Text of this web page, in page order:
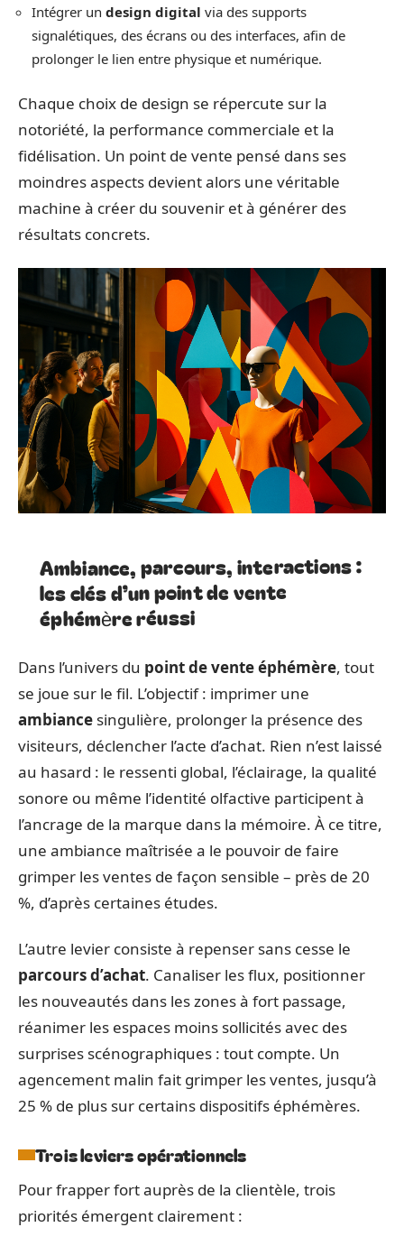
Intégrer un design digital via des supports
signalétiques, des écrans ou des interfaces, afin de
prolonger le lien entre physique et numérique.
Chaque choix de design se répercute sur la
notoriété, la performance commerciale et la
fidélisation. Un point de vente pensé dans ses
moindres aspects devient alors une véritable
machine à créer du souvenir et à générer des
résultats concrets.
Ambiance, parcours, interactions :
les clés d’un point de vente
éphémère réussi
Dans l’univers du point de vente éphémère, tout
se joue sur le fil. L’objectif : imprimer une
ambiance singulière, prolonger la présence des
visiteurs, déclencher l’acte d’achat. Rien n’est laissé
au hasard : le ressenti global, l’éclairage, la qualité
sonore ou même l’identité olfactive participent à
l’ancrage de la marque dans la mémoire. À ce titre,
une ambiance maîtrisée a le pouvoir de faire
grimper les ventes de façon sensible – près de 20
%, d’après certaines études.
L’autre levier consiste à repenser sans cesse le
parcours d’achat. Canaliser les flux, positionner
les nouveautés dans les zones à fort passage,
réanimer les espaces moins sollicités avec des
surprises scénographiques : tout compte. Un
agencement malin fait grimper les ventes, jusqu’à
25 % de plus sur certains dispositifs éphémères.
Trois leviers opérationnels
Pour frapper fort auprès de la clientèle, trois
priorités émergent clairement :